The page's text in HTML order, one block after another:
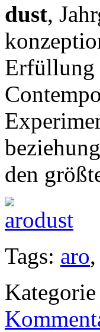
dust,
Erfüllung
den
Tags: aro,
Kategorie